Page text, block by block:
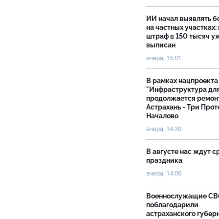
ИИ начал выявлять
на частных
штраф в 150 тысяч
выписан
вчера, 15:01
В рамках нацпроекта
"Инфраструктура
продолжается
Астрахань - Три
Началово
вчера, 14:30
В августе нас ждут
праздника
вчера, 14:00
Военнослужащие
поблагодарили
астраханского